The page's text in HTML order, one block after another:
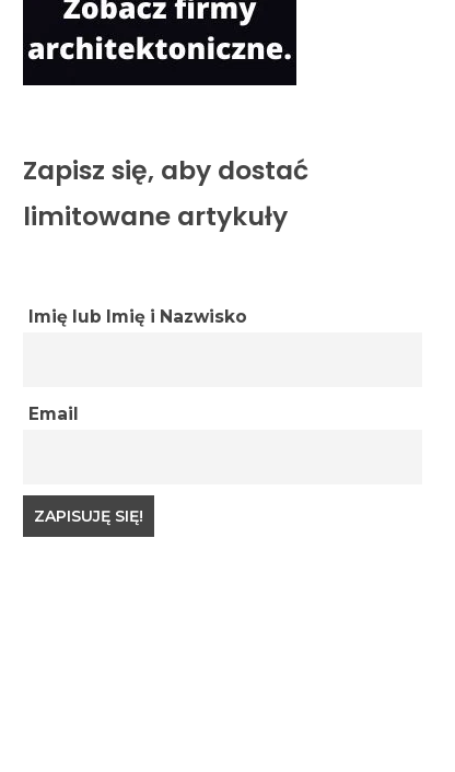
Zapisz się, aby dostać
limitowane artykuły
Imię lub Imię i Nazwisko
Email